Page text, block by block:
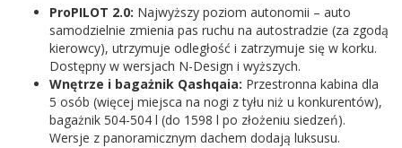
ProPILOT 2.0: Najwyższy poziom autonomii – auto
samodzielnie zmienia pas ruchu na autostradzie (za zgodą
kierowcy), utrzymuje odległość i zatrzymuje się w korku.
Dostępny w wersjach N-Design i wyższych.
Wnętrze i bagażnik Qashqaia: Przestronna kabina dla
5 osób (więcej miejsca na nogi z tyłu niż u konkurentów),
bagażnik 504-504 l (do 1598 l po złożeniu siedzeń).
Wersje z panoramicznym dachem dodają luksusu.